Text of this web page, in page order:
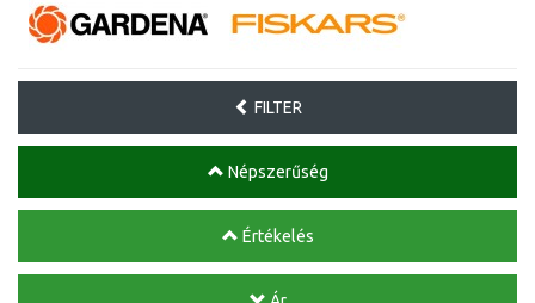
FILTER
Népszerűség
Értékelés